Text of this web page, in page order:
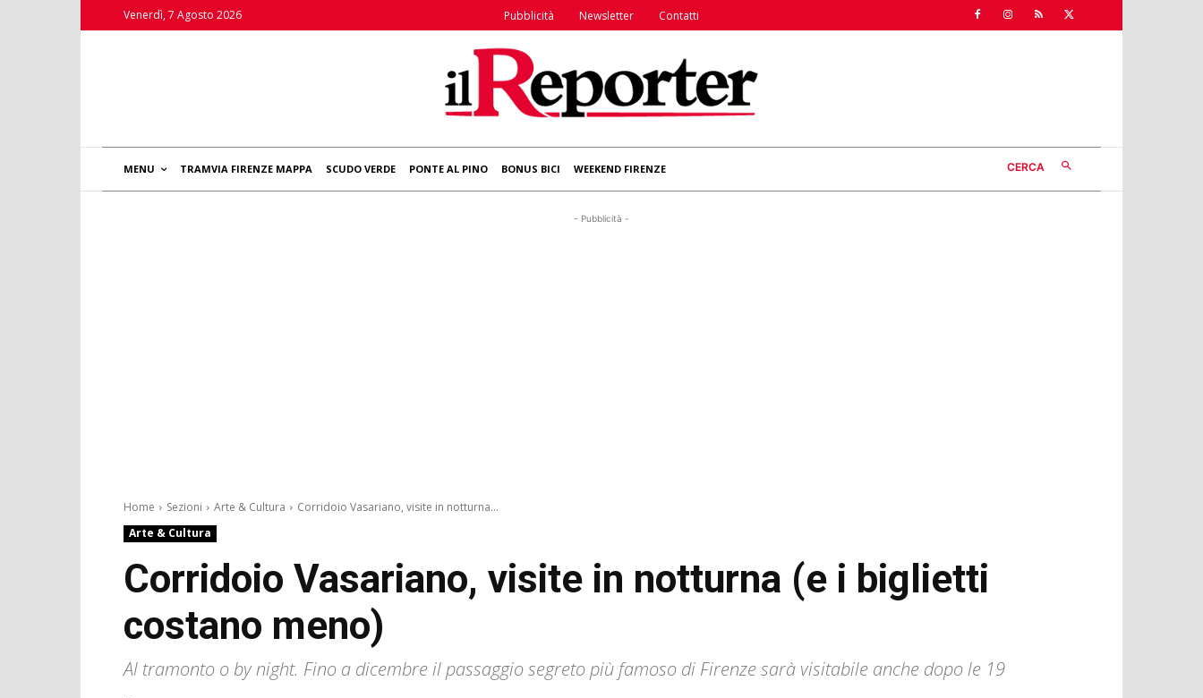
Venerdì, 7 Agosto 2026 Pubblicità Newsletter Contatti
MENU TRAMVIA FIRENZE MAPPA SCUDO VERDE PONTE AL PINO BONUS BICI WEEKEND FIRENZE CERCA
- Pubblicità -
Home Sezioni Arte & Cultura
Corridoio Vasariano, visite in notturna...
Arte & Cultura
Corridoio Vasariano, visite in notturna (e i biglietti
costano meno)
Al tramonto o by night. Fino a dicembre il passaggio segreto più famoso di Firenze sarà visitabile anche dopo le 19